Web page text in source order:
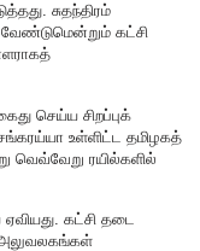
சுதந்திரம்
கட்சி
செய்ய சிறப்புக்
உள்ளிட்ட தமிழகத்
ரயில்களில்
கட்சி தடை
அலுவலகங்கள்